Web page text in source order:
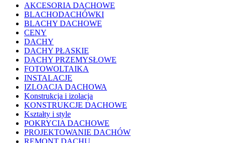
AKCESORIA DACHOWE
BLACHODACHÓWKI
BLACHY DACHOWE
CENY
DACHY
DACHY PŁASKIE
DACHY PRZEMYSŁOWE
FOTOWOLTAIKA
INSTALACJE
IZLOACJA DACHOWA
Konstrukcja i izolacja
KONSTRUKCJE DACHOWE
Kształty i style
POKRYCIA DACHOWE
PROJEKTOWANIE DACHÓW
REMONT DACHU